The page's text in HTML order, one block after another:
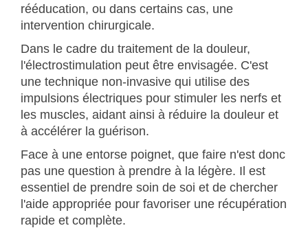
rééducation, ou dans certains cas, une
intervention chirurgicale.
Dans le cadre du traitement de la douleur,
l'électrostimulation peut être envisagée. C'est
une technique non-invasive qui utilise des
impulsions électriques pour stimuler les nerfs et
les muscles, aidant ainsi à réduire la douleur et
à accélérer la guérison.
Face à une entorse poignet, que faire n'est donc
pas une question à prendre à la légère. Il est
essentiel de prendre soin de soi et de chercher
l'aide appropriée pour favoriser une récupération
rapide et complète.